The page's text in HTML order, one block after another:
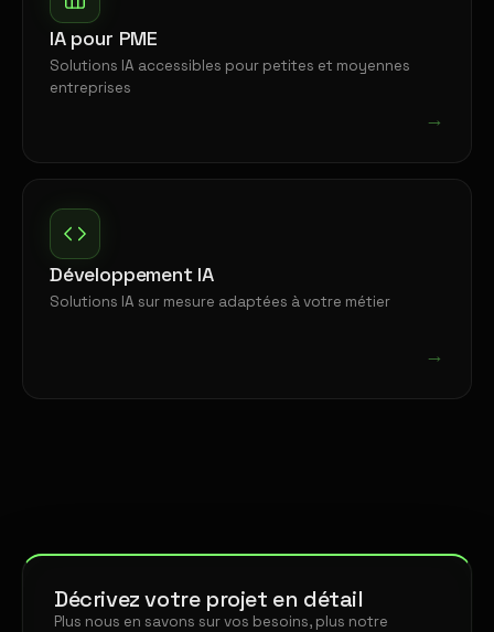
IA pour PME
Solutions IA accessibles pour petites et moyennes
entreprises
→
Développement IA
Solutions IA sur mesure adaptées à votre métier
→
Décrivez votre projet en détail
Plus nous en savons sur vos besoins, plus notre